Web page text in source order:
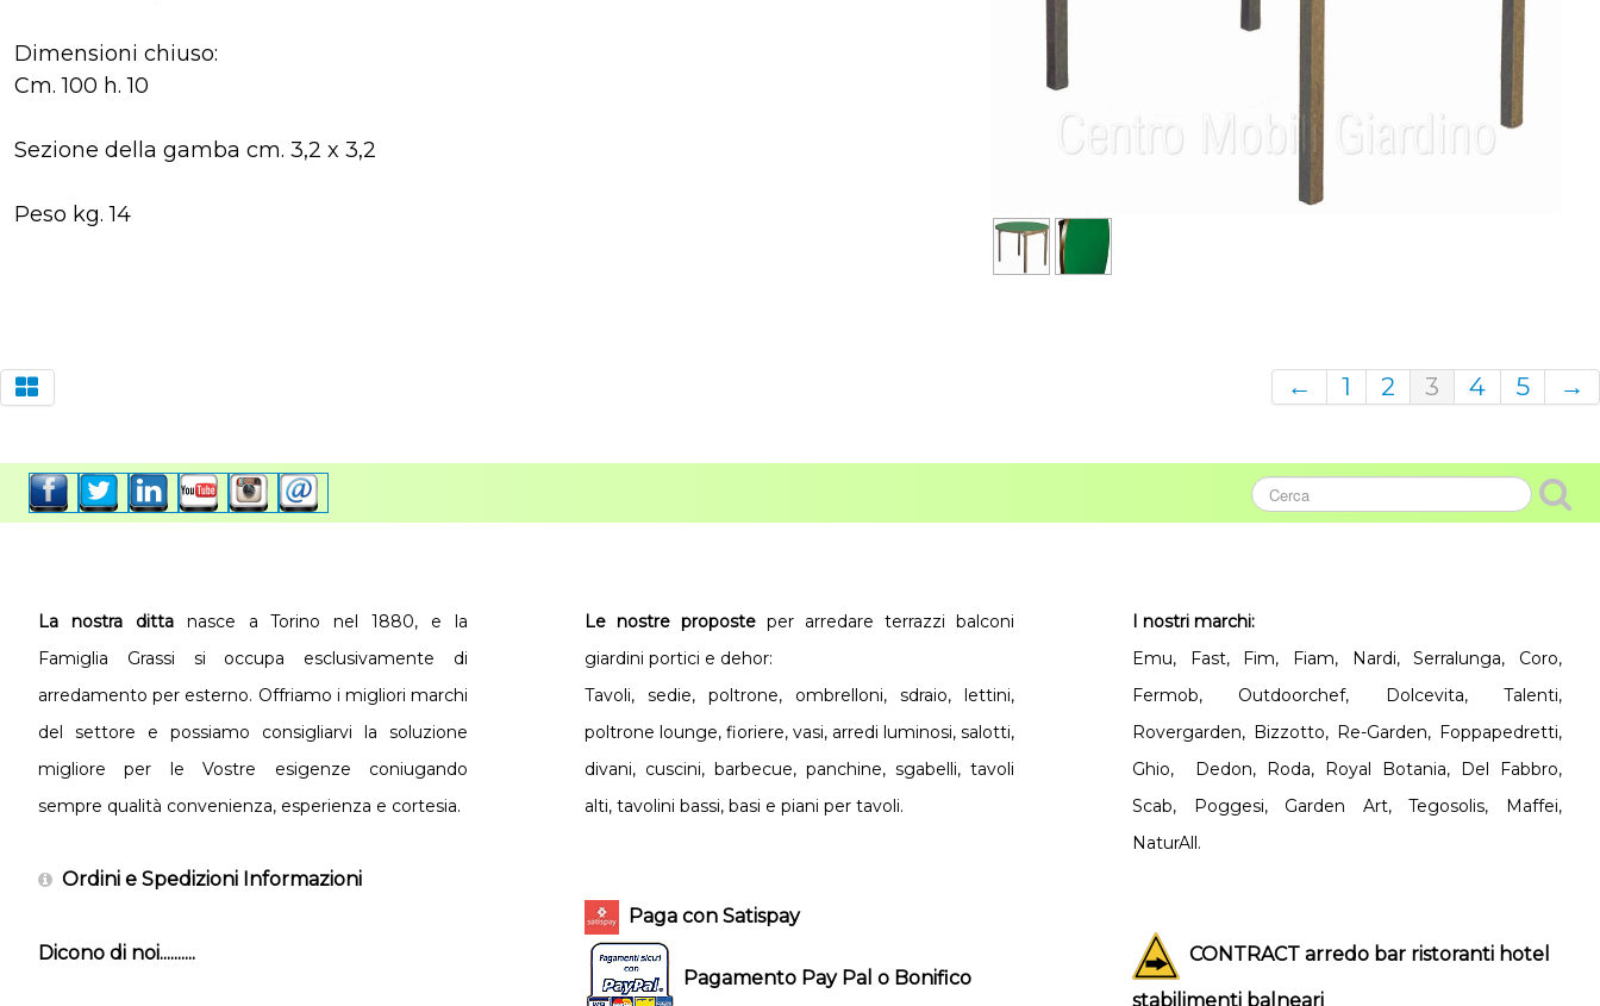
Dimensioni chiuso:
Cm. 100 h. 10
Sezione della gamba cm. 3,2 x 3,2
Peso kg. 14
← 1 2 3 4 5 →
La nostra dittanasce a Torino nel 1880, e la
Famiglia Grassi si occupa esclusivamente di
arredamento per esterno. Offriamo i migliori marchi
del settore e possiamo consigliarvi la soluzione
migliore per le Vostre esigenze coniugando
sempre qualità convenienza, esperienza e cortesia.
Ordini e Spedizioni Informazioni
Dicono di noi..........
Le nostre proposte per arredare terrazzi balconi
giardini portici e dehor:
Tavoli, sedie, poltrone, ombrelloni, sdraio, lettini,
poltrone lounge, fioriere, vasi, arredi luminosi, salotti,
divani, cuscini, barbecue, panchine, sgabelli, tavoli
alti, tavolini bassi, basi e piani per tavoli.
Paga con Satispay
Pagamento Pay Pal o Bonifico
I nostri marchi:
Emu, Fast, Fim, Fiam, Nardi, Serralunga, Coro,
Fermob, Outdoorchef, Dolcevita, Talenti,
Rovergarden, Bizzotto, Re-Garden, Foppapedretti,
Ghio, Dedon, Roda, Royal Botania, Del Fabbro,
Scab, Poggesi, Garden Art, Tegosolis, Maffei,
NaturAll.
CONTRACT arredo bar ristoranti hotel
stabilimenti balneari